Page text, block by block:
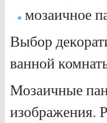
мозаичное
Выбор
ванной
Мозаичные
изображения.